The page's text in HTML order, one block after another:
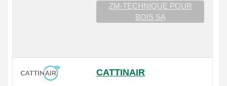
ZM-TECHNIQUE POUR
BOIS SA
CATTINAIR